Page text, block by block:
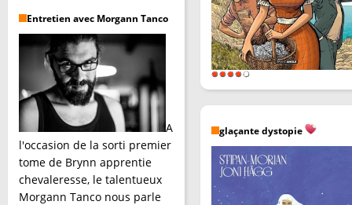
Entretien avec Morgann Tanco
A
l'occasion de la sorti premier
tome de Brynn apprentie
chevaleresse, le talentueux
Morgann Tanco nous parle
glaçante dystopie